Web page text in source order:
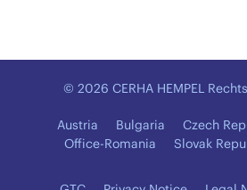
© 2026 CERHA HEMPEL
Austria Bulgaria Czech
Office-Romania
Slovak